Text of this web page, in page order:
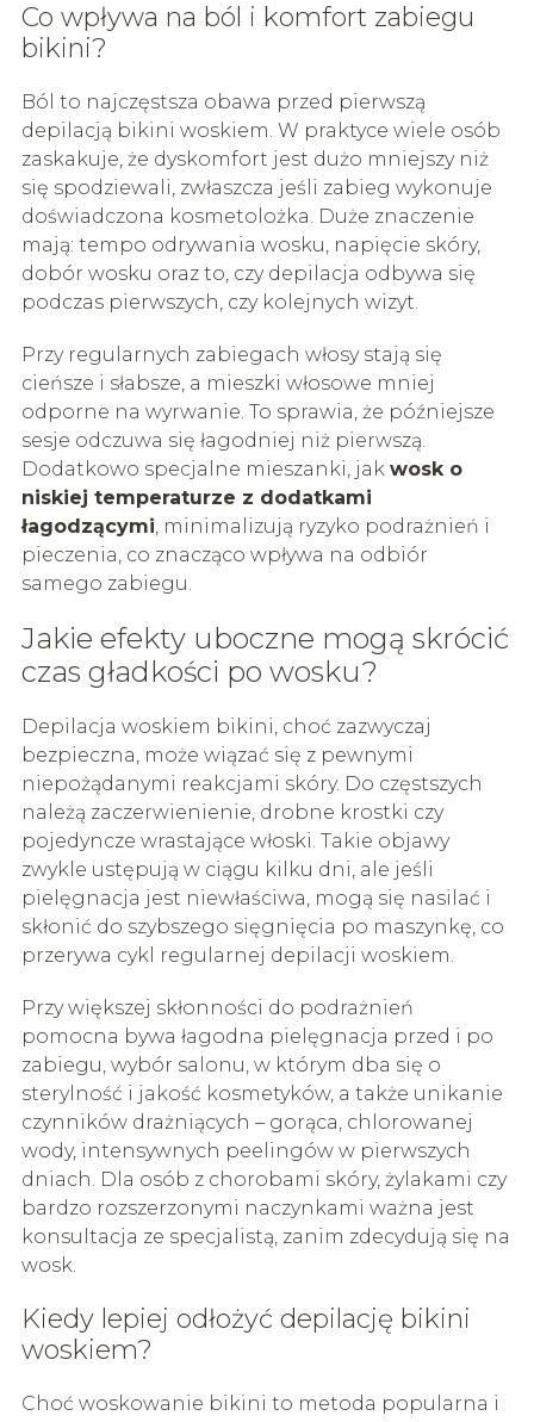
Co wpływa na ból i komfort zabiegu
bikini?
Ból to najczęstsza obawa przed pierwszą
depilacją bikini woskiem. W praktyce wiele osób
zaskakuje, że dyskomfort jest dużo mniejszy niż
się spodziewali, zwłaszcza jeśli zabieg wykonuje
doświadczona kosmetolożka. Duże znaczenie
mają: tempo odrywania wosku, napięcie skóry,
dobór wosku oraz to, czy depilacja odbywa się
podczas pierwszych, czy kolejnych wizyt.
Przy regularnych zabiegach włosy stają się
cieńsze i słabsze, a mieszki włosowe mniej
odporne na wyrwanie. To sprawia, że późniejsze
sesje odczuwa się łagodniej niż pierwszą.
Dodatkowo specjalne mieszanki, jak wosk o
niskiej temperaturze z dodatkami
łagodzącymi, minimalizują ryzyko podrażnień i
pieczenia, co znacząco wpływa na odbiór
samego zabiegu.
Jakie efekty uboczne mogą skrócić
czas gładkości po wosku?
Depilacja woskiem bikini, choć zazwyczaj
bezpieczna, może wiązać się z pewnymi
niepożądanymi reakcjami skóry. Do częstszych
należą zaczerwienienie, drobne krostki czy
pojedyncze wrastające włoski. Takie objawy
zwykle ustępują w ciągu kilku dni, ale jeśli
pielęgnacja jest niewłaściwa, mogą się nasilać i
skłonić do szybszego sięgnięcia po maszynkę, co
przerywa cykl regularnej depilacji woskiem.
Przy większej skłonności do podrażnień
pomocna bywa łagodna pielęgnacja przed i po
zabiegu, wybór salonu, w którym dba się o
sterylność i jakość kosmetyków, a także unikanie
czynników drażniących – gorąca, chlorowanej
wody, intensywnych peelingów w pierwszych
dniach. Dla osób z chorobami skóry, żylakami czy
bardzo rozszerzonymi naczynkami ważna jest
konsultacja ze specjalistą, zanim zdecydują się na
wosk.
Kiedy lepiej odłożyć depilację bikini
woskiem?
Choć woskowanie bikini to metoda popularna i